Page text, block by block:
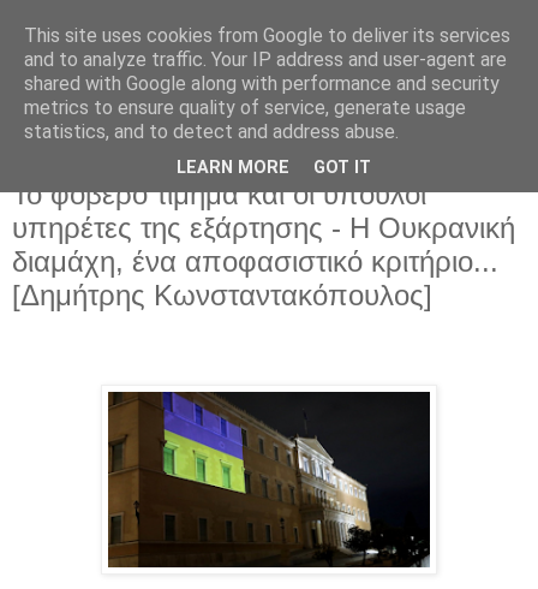
Τρίτη 9 Μαΐου 2023
Το φοβερό τίμημα και οι ύπουλοι
υπηρέτες της εξάρτησης - Η Ουκρανική
διαμάχη, ένα αποφασιστικό κριτήριο...
[Δημήτρης Κωνσταντακόπουλος]
This site uses cookies from Google to deliver its services
and to analyze traffic. Your IP address and user-agent are
shared with Google along with performance and security
metrics to ensure quality of service, generate usage
statistics, and to detect and address abuse.
LEARN MORE GOT IT